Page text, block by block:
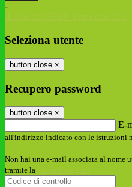
-
Seleziona utente
button close ×
Recupero password
button close ×
E-
all'indirizzo indicato con le istruzioni
Non hai una e-mail associata al nome
tramite la